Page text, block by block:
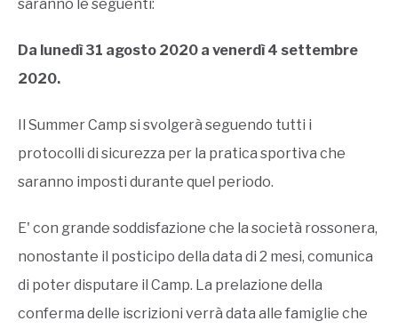
saranno le seguenti:
Da lunedì 31 agosto 2020 a venerdì 4 settembre
2020.
Il Summer Camp si svolgerà seguendo tutti i
protocolli di sicurezza per la pratica sportiva che
saranno imposti durante quel periodo.
E' con grande soddisfazione che la società rossonera,
nonostante il posticipo della data di 2 mesi, comunica
di poter disputare il Camp. La prelazione della
conferma delle iscrizioni verrà data alle famiglie che